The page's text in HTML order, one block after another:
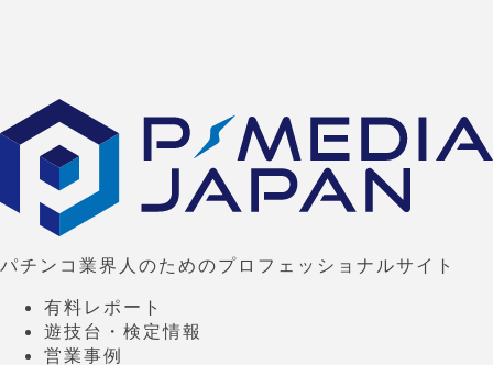
パチンコ業界人のためのプロフェッショナルサイト
有料レポート
遊技台・検定情報
営業事例